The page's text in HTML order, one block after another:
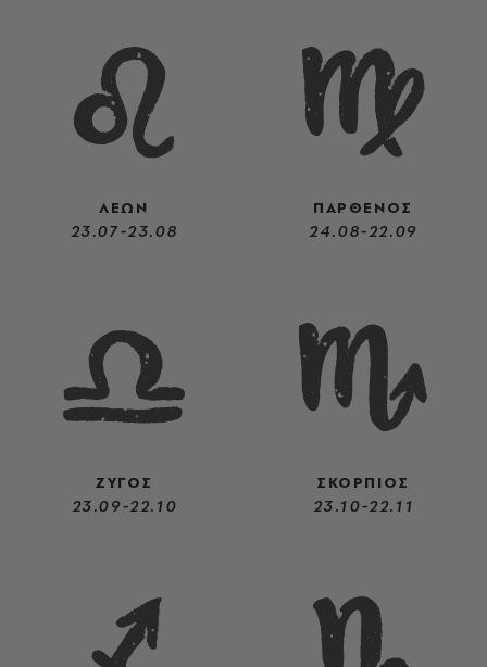
ΛΕΩΝ
23.07-23.08
ΠΑΡΘΕΝΟΣ
24.08-22.09
ΖΥΓΟΣ
23.09-22.10
ΣΚΟΡΠΙΟΣ
23.10-22.11